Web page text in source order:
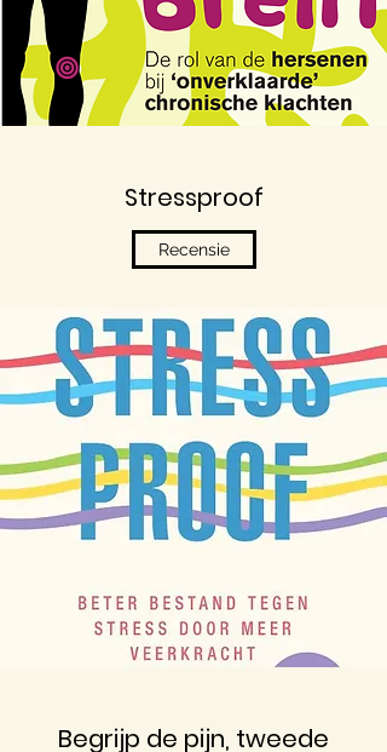
Stressproof
Recensie
Begrijp de pijn, tweede